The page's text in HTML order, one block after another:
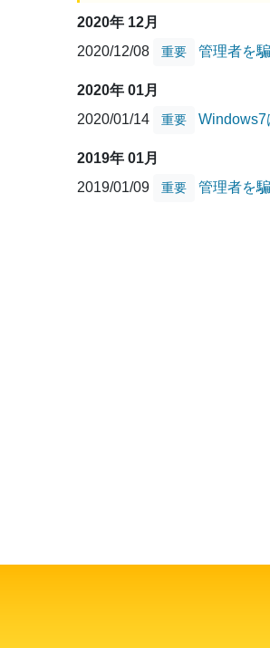
2020年 12月
2020/12/08
重要 管理者を
2020年 01月
2020/01/14
重要 Windows7
2019年 01月
2019/01/09
重要 管理者を